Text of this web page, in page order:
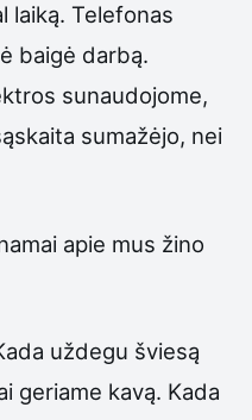
laiką. Telefonas
baigė darbą.
sunaudojome,
sumažėjo, nei
apie mus žino
uždegu šviesą
geriame kavą. Kada